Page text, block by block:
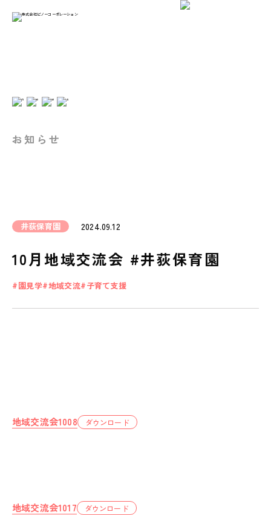
学びの芽 PLP
全園一覧
お知らせ
井荻保育園 2024.09.12
10月地域交流会 #井荻保育園
園見学 地域交流 子育て支援
地域交流会1008 ダウンロード
地域交流会1017 ダウンロード